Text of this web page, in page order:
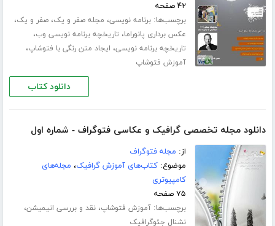
۴۲ صفحه
برچسب‌ها:برنامه نویسی، مجله صفر و یک،صفر و یک،
عکس برداری پانوراما، تاریخچه برنامه نویسی وب،
تاریخچه برنامه نویسی، ایجاد متن رنگی با فتوشاپ،
آموزش فتوشاپ
دانلود کتاب
دانلود مجله تخصصی گرافیک و عکاسی فتوگراف - شماره اول
از: مجله فتوگراف
موضوع:کتاب‌های آموزش گرافیک، مجله‌های
کامپیوتری
۷۵ صفحه
برچسب‌ها:آموزش فتوشاپ،نقد و بررسی انیمیشن،
نشنال جئوگرافیک